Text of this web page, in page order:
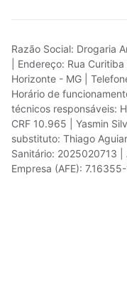
Razão Social: Drogaria
| Endereço: Rua
Horizonte - MG |
Horário de
técnicos responsáveis:
CRF 10.965 | Yasmin
substituto: Thiago
Sanitário: 2025020713
Empresa (AFE): 7.16355-